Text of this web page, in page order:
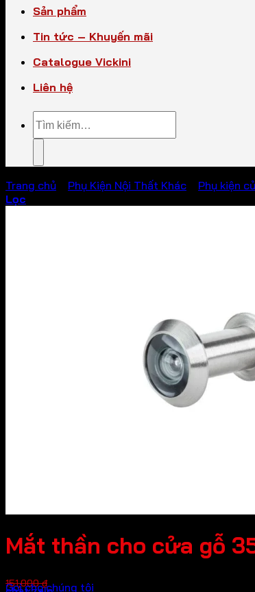
Sản phẩm
Tin tức – Khuyến mãi
Catalogue Vickini
Liên hệ
Tìm
kiếm:
Trang chủ Phụ Kiện Nội Thất Khác Phụ kiện
Lọc
Mắt thần cho cửa gỗ
151,000₫
Giá
113,250
Gọi cho chúng tôi